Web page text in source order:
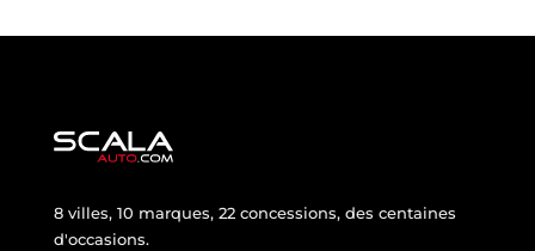
8 villes, 10 marques, 22 concessions, des centaines
d'occasions.